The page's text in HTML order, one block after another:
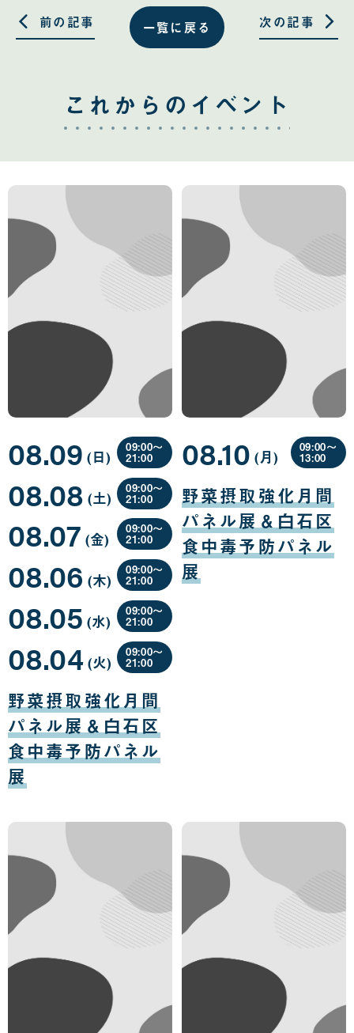
る る 一覧に戻る
前の記事 次の記事
これからのイベント
野菜摂取強化月間
パネル展＆白石区
食中毒予防パネル
展
08.04
月
04
日
(火曜
日
)
09:00〜
21:00
08.05
月
05
(水曜
日
)
09:00〜
21:00
08.06
月
06
(木曜
日
)
09:00〜
21:00
08.07
月
07
(金曜
日
)
09:00〜
21:00
08.08
月
08
(土曜
日
)
09:00〜
21:00
08.09
月
09
日
(日曜
日
)
09:00〜
21:00
野菜摂取強化月間
パネル展＆白石区
食中毒予防パネル
展
08.10
月
10
日
(月曜
日
)
09:00〜
13:00